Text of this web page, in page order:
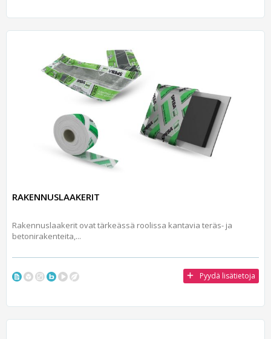
RAKENNUSLAAKERIT
Rakennuslaakerit ovat tärkeässä roolissa kantavia teräs- ja
betonirakenteita,...
Pyydä lisätietoja